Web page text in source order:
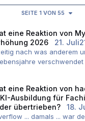
SEITE 1 VON 55
eine Reaktion von
2026
21. Juli
nach was anderem
eine Reaktion von
Ausbildung für
übertrieben?
18.
... damals ... war